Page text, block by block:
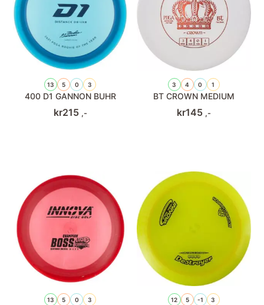
13 5 0 3
400 D1 GANNON BUHR
kr215 ,-
3 4 0 1
BT CROWN MEDIUM
kr145 ,-
13 5 0 3 12 5 -1 3